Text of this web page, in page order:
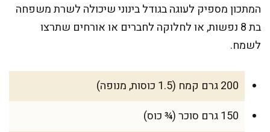
המתכון מספיק לעוגה בגודל בינוני שיכולה לשרת משפחה
בת 8 נפשות, או לחלוקה לחברים או אורחים שתרצו
לשמח.
200 גרם קמח (1.5 כוסות, מנופה)
150 גרם סוכר (¾ כוס)